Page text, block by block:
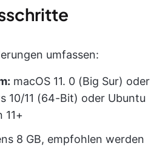
umfassen:
macOS 11. 0 (Big Sur) oder
10/11 (64-Bit) oder Ubuntu
11+
8 GB, empfohlen werden